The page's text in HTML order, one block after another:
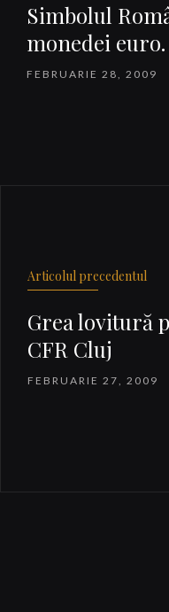
Simbolul
monedei
FEBRUARIE 28, 2009
Articolul precedentul
Grea lovitură
CFR Cluj
FEBRUARIE 27, 2009